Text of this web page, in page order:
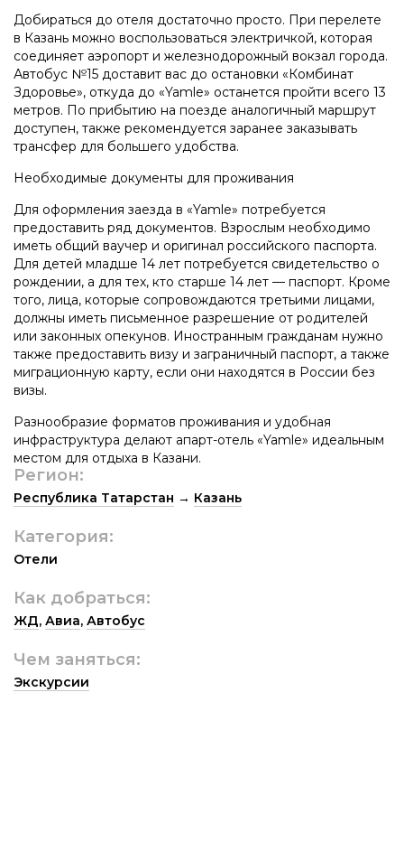
Добираться до отеля достаточно просто. При перелете
в Казань можно воспользоваться электричкой, которая
соединяет аэропорт и железнодорожный вокзал города.
Автобус №15 доставит вас до остановки «Комбинат
Здоровье», откуда до «Yamle» останется пройти всего 13
метров. По прибытию на поезде аналогичный маршрут
доступен, также рекомендуется заранее заказывать
трансфер для большего удобства.
Необходимые документы для проживания
Для оформления заезда в «Yamle» потребуется
предоставить ряд документов. Взрослым необходимо
иметь общий ваучер и оригинал российского паспорта.
Для детей младше 14 лет потребуется свидетельство о
рождении, а для тех, кто старше 14 лет — паспорт. Кроме
того, лица, которые сопровождаются третьими лицами,
должны иметь письменное разрешение от родителей
или законных опекунов. Иностранным гражданам нужно
также предоставить визу и заграничный паспорт, а также
миграционную карту, если они находятся в России без
визы.
Разнообразие форматов проживания и удобная
инфраструктура делают апарт-отель «Yamle» идеальным
местом для отдыха в Казани.
Регион:
Республика Татарстан → Казань
Категория:
Отели
Как добраться:
ЖД, Авиа, Автобус
Чем заняться:
Экскурсии